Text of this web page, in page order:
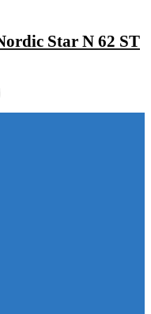
Star N 62 ST